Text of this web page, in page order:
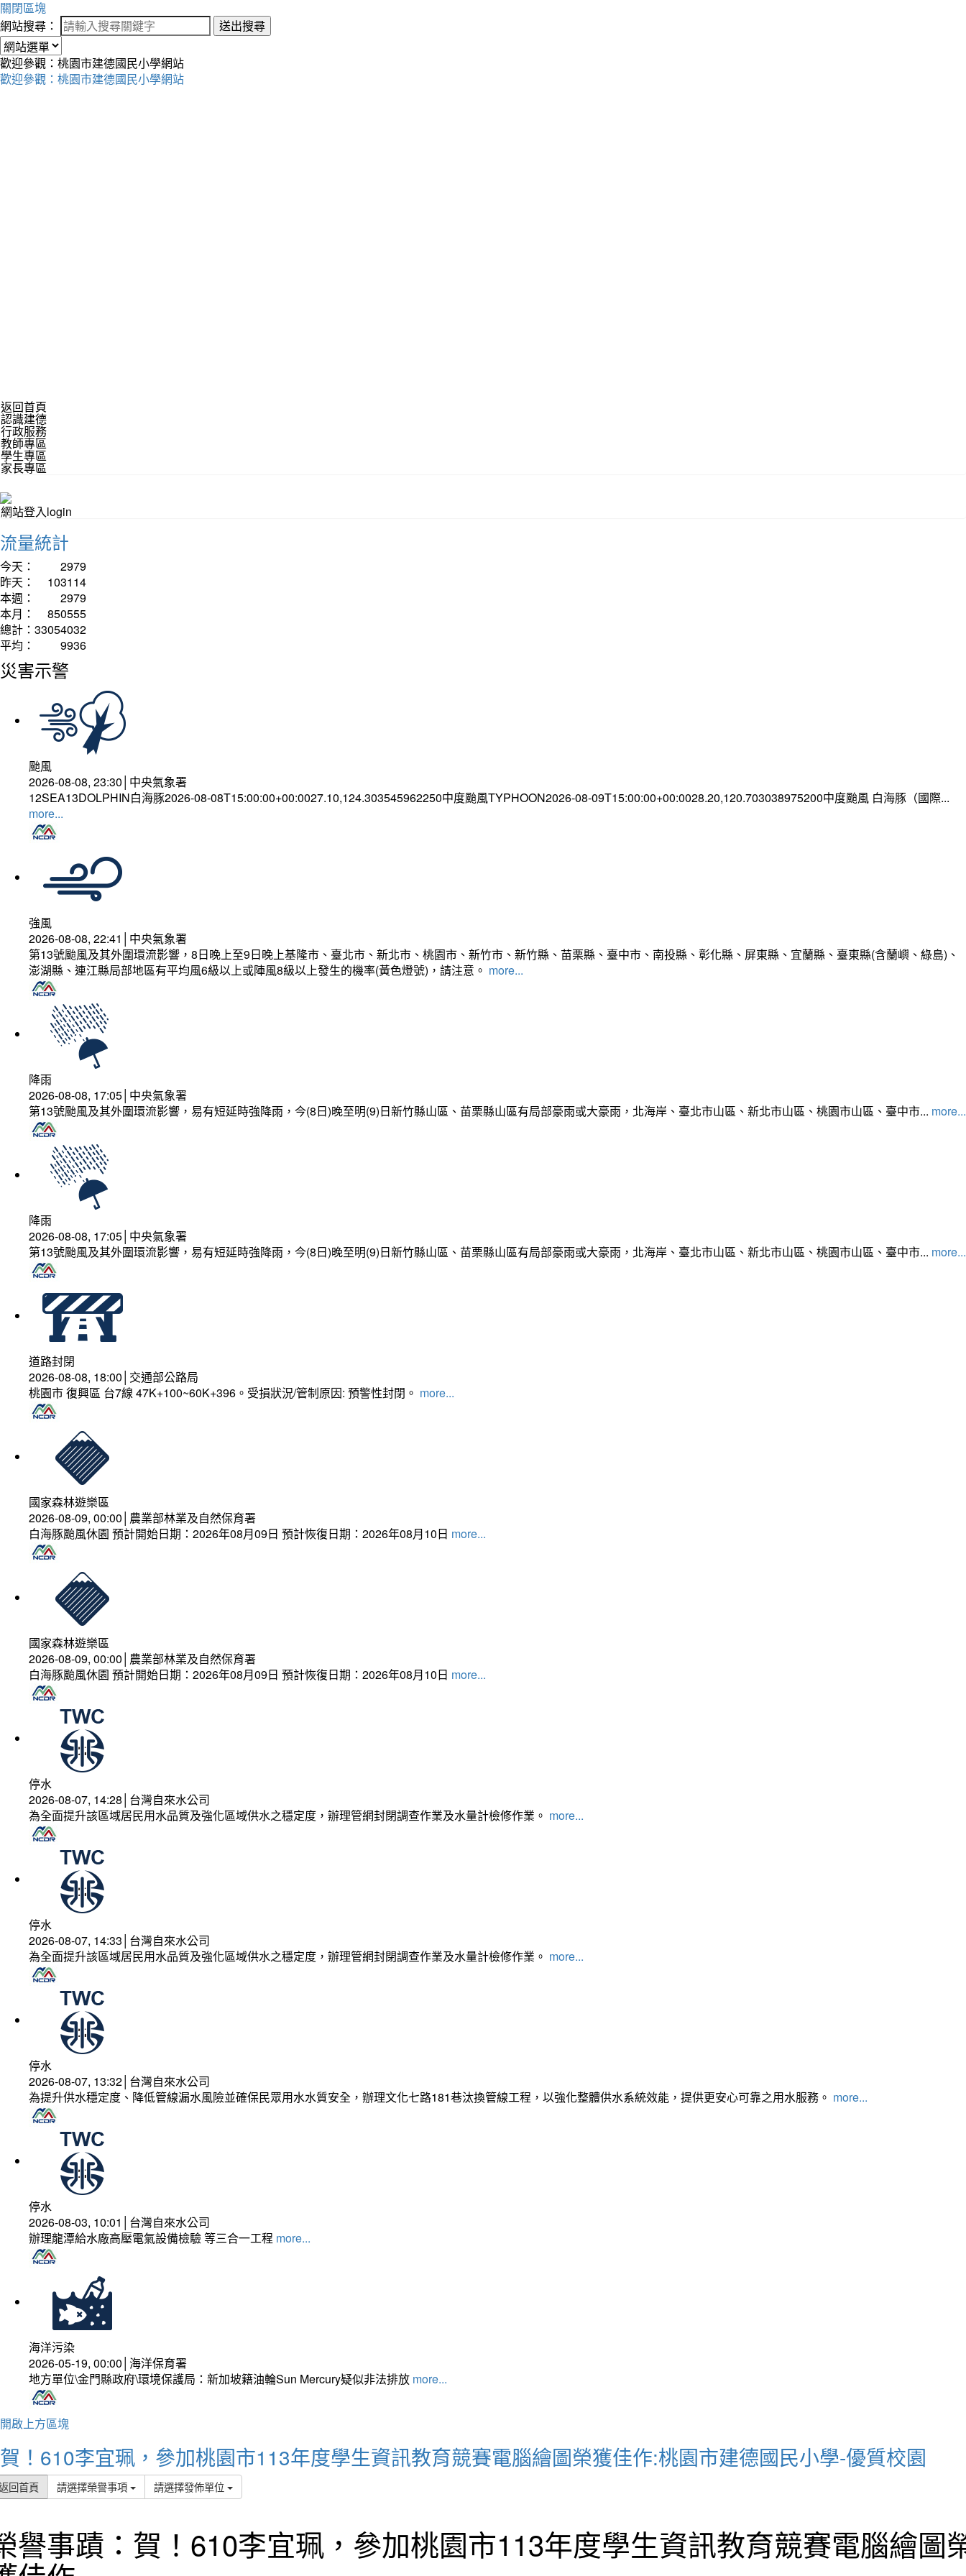
關閉區塊
網站搜尋：
送出搜尋
歡迎參觀：桃園市建德國民小學網站
歡迎參觀：桃園市建德國民小學網站
返回首頁
認識建德
行政服務
教師專區
學生專區
家長專區
網站登入login
流量統計
今天：
2979
昨天：
103114
本週：
2979
本月：
850555
總計： 33054032
平均：
9936
災害示警
颱風
2026-08-08, 23:30│中央氣象署
12SEA13DOLPHIN白海豚2026-08-08T15:00:00+00:0027.10,124.303545962250中度颱風TYPHOON2026-08-09T15:00:00+00:0028.20,120.703038975200中度颱風 白海豚（國際...
more...
強風
2026-08-08, 22:41│中央氣象署
第13號颱風及其外圍環流影響，8日晚上至9日晚上基隆市、臺北市、新北市、桃園市、新竹市、新竹縣、苗栗縣、臺中市、南投縣、彰化縣、屏東縣、宜蘭縣、臺東縣(含蘭嶼、綠島)、
澎湖縣、連江縣局部地區有平均風6級以上或陣風8級以上發生的機率(黃色燈號)，請注意。 more...
降雨
2026-08-08, 17:05│中央氣象署
第13號颱風及其外圍環流影響，易有短延時強降雨，今(8日)晚至明(9)日新竹縣山區、苗栗縣山區有局部豪雨或大豪雨，北海岸、臺北市山區、新北市山區、桃園市山區、臺中市... more...
降雨
2026-08-08, 17:05│中央氣象署
第13號颱風及其外圍環流影響，易有短延時強降雨，今(8日)晚至明(9)日新竹縣山區、苗栗縣山區有局部豪雨或大豪雨，北海岸、臺北市山區、新北市山區、桃園市山區、臺中市... more...
道路封閉
2026-08-08, 18:00│交通部公路局
桃園市 復興區 台7線 47K+100~60K+396。受損狀況/管制原因: 預警性封閉。 more...
國家森林遊樂區
2026-08-09, 00:00│農業部林業及自然保育署
白海豚颱風休園 預計開始日期：2026年08月09日 預計恢復日期：2026年08月10日 more...
國家森林遊樂區
2026-08-09, 00:00│農業部林業及自然保育署
白海豚颱風休園 預計開始日期：2026年08月09日 預計恢復日期：2026年08月10日 more...
停水
2026-08-07, 14:28│台灣自來水公司
為全面提升該區域居民用水品質及強化區域供水之穩定度，辦理管網封閉調查作業及水量計檢修作業。 more...
停水
2026-08-07, 14:33│台灣自來水公司
為全面提升該區域居民用水品質及強化區域供水之穩定度，辦理管網封閉調查作業及水量計檢修作業。 more...
停水
2026-08-07, 13:32│台灣自來水公司
為提升供水穩定度、降低管線漏水風險並確保民眾用水水質安全，辦理文化七路181巷汰換管線工程，以強化整體供水系統效能，提供更安心可靠之用水服務。 more...
停水
2026-08-03, 10:01│台灣自來水公司
辦理龍潭給水廠高壓電氣設備檢驗 等三合一工程 more...
海洋污染
2026-05-19, 00:00│海洋保育署
地方單位\金門縣政府\環境保護局：新加坡籍油輪Sun Mercury疑似非法排放 more...
開啟上方區塊
賀！610李宜珮，參加桃園市113年度學生資訊教育競賽電腦繪圖榮獲佳作:桃園市建德國民小學-優質校園
回首頁 請選擇榮譽事項 請選擇發佈單位
譽事蹟：賀！610李宜珮，參加桃園市113年度學生資訊教育競賽電腦繪圖